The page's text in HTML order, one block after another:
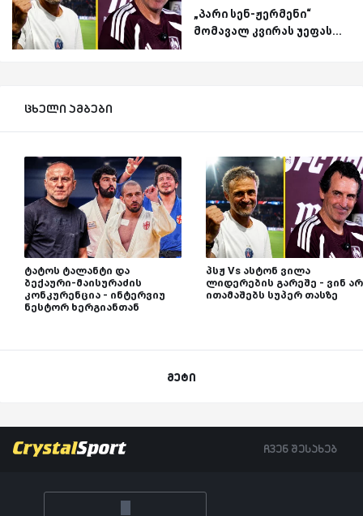
„პარი სენ-ჟერმენი“
მომავალ კვირას უეფას...
ცხელი ამბები
ტატოს ტალანტი და
ბექაური-მაისურაძის
კონკურენცია - ინტერვიუ
ნესტორ ხერგიანთან
პსჟ Vs ასტონ ვილა
ლიდერების გარეშე - ვინ არ
ითამაშებს სუპერ თასზე
მეტი
ჩვენ შესახებ